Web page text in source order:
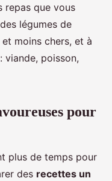
repas que vous
légumes de
moins chers, et à
viande, poisson,
pour
plus de temps pour
des recettes un